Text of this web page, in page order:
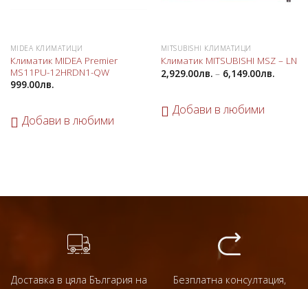
MIDEA КЛИМАТИЦИ
Климатик MIDEA Premier
MS11PU-12HRDN1-QW
999.00лв.
Добави в любими
MITSUBISHI КЛИМАТИЦИ
Климатик MITSUBISHI MSZ – LN
2,929.00лв.– 6,149.00лв.
Добави в любими
Доставка в цяла България на
Безплатна консултация,